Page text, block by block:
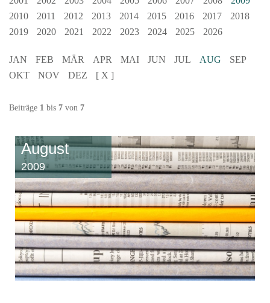
2010
2011 2012 2013 2014 2015 2016 2017
2018
2019
2020 2021 2022 2023 2024 2025 2026
JAN FEB MÄR APR MAI JUN JUL AUG
SEP
OKT
NOV DEZ [ X ]
Beiträge 1 bis 7 von 7
August
2009